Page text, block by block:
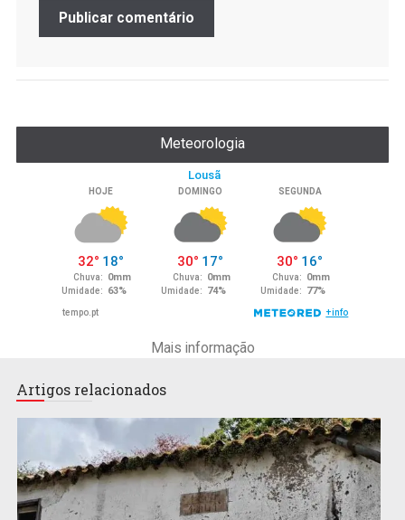
Meteorologia
Mais informação
Artigos relacionados